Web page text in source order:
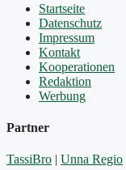
Startseite
Datenschutz
Impressum
Kontakt
Kooperationen
Redaktion
Werbung
Partner
TassiBro | Unna Regio